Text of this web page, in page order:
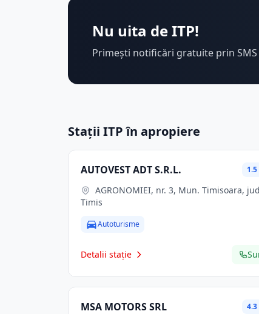
Nu uita de ITP!
Primești notificări gratuite prin SMS
Stații ITP în apropiere
AUTOVEST ADT S.R.L.
Timis
Autoturisme
Detalii stație
MSA MOTORS SRL